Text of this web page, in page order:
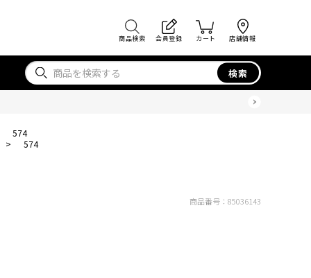
商品検索 会員登録 カート 店舗情報
検索
574
>
574
商品番号： 85036143